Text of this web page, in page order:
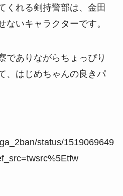
くれる剣持警部は、金田
ないキャラクターです。
でありながらちょっぴり
、はじめちゃんの良きパ
status/1519069649